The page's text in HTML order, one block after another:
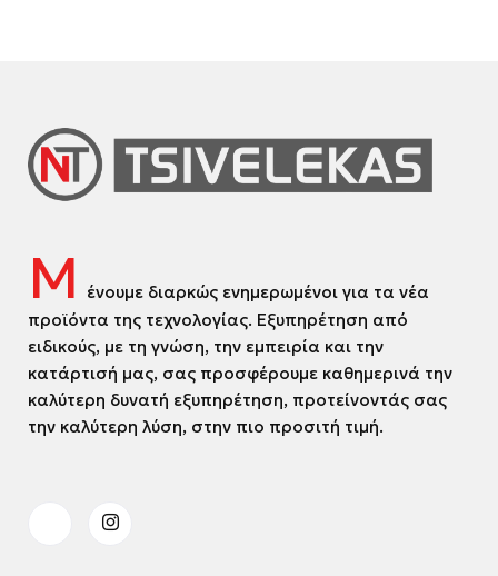
Μ
ένουμε διαρκώς ενημερωμένοι για τα νέα
προϊόντα της τεχνολογίας. Εξυπηρέτηση από
ειδικούς, με τη γνώση, την εμπειρία και την
κατάρτισή μας, σας προσφέρουμε καθημερινά την
καλύτερη δυνατή εξυπηρέτηση, προτείνοντάς σας
την καλύτερη λύση, στην πιο προσιτή τιμή.